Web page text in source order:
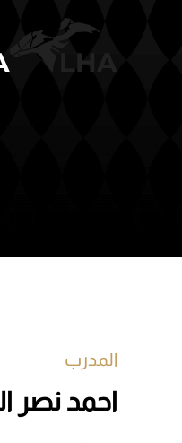
Skip to main content
المدرب
احمد نصر